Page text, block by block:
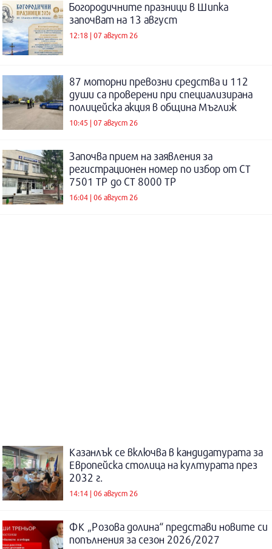
Богородичните празници в Шипка
започват на 13 август
12:18 | 07 август 26
87 моторни превозни средства и 112
души са проверени при специализирана
полицейска акция в община Мъглиж
10:45 | 07 август 26
Започва прием на заявления за
регистрационен номер по избор от СТ
7501 ТР до СТ 8000 ТР
16:04 | 06 август 26
Казанлък се включва в кандидатурата за
Европейска столица на културата през
2032 г.
14:14 | 06 август 26
ФК „Розова долина“ представи новите си
попълнения за сезон 2026/2027